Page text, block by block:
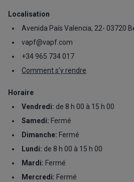
Localisation
Avenida País Valencia, 22- 03720
vapf@vapf.com
+34 965 734 017
Comment s'y rendre
Horaire
Vendredi: de 8 h 00 à 15 h 00
Samedi: Fermé
Dimanche: Fermé
Lundi: de 8 h 00 à 15 h 00
Mardi: Fermé
Mercredi: Fermé